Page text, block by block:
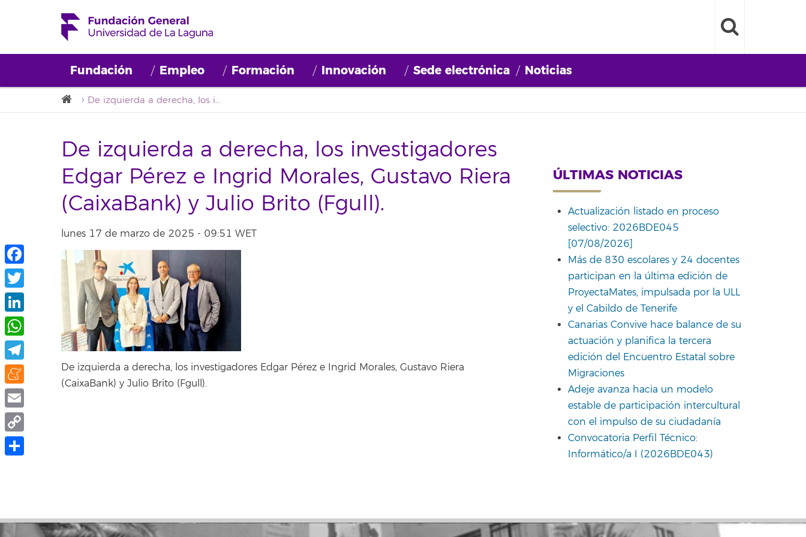
Fundación Empleo Formación Innovación Sede electrónica Noticias
De izquierda a derecha, los investigadores Edgar Pérez e Ingrid Morales, Gustavo Riera (CaixaBank) y Julio Brito (Fgull).
De izquierda a derecha, los investigadores
Edgar Pérez e Ingrid Morales, Gustavo Riera
(CaixaBank) y Julio Brito (Fgull).
lunes 17 de marzo de 2025 - 09:51 WET
De izquierda a derecha, los investigadores Edgar Pérez e Ingrid Morales, Gustavo Riera
(CaixaBank) y Julio Brito (Fgull).
ÚLTIMAS NOTICIAS
Actualización listado en proceso
selectivo: 2026BDE045
[07/08/2026]
Más de 830 escolares y 24 docentes
participan en la última edición de
ProyectaMates, impulsada por la ULL
y el Cabildo de Tenerife
Canarias Convive hace balance de su
actuación y planifica la tercera
edición del Encuentro Estatal sobre
Migraciones
Adeje avanza hacia un modelo
estable de participación intercultural
con el impulso de su ciudadanía
Convocatoria Perfil Técnico:
Informático/a I (2026BDE043)
Facebook
Twitter
LinkedIn
WhatsApp
Telegram
Meneame
Email
Copy